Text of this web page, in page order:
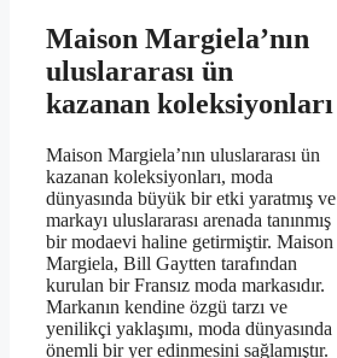
Maison Margiela’nın
uluslararası ün
kazanan koleksiyonları
Maison Margiela’nın uluslararası ün
kazanan koleksiyonları, moda
dünyasında büyük bir etki yaratmış ve
markayı uluslararası arenada tanınmış
bir modaevi haline getirmiştir. Maison
Margiela, Bill Gaytten tarafından
kurulan bir Fransız moda markasıdır.
Markanın kendine özgü tarzı ve
yenilikçi yaklaşımı, moda dünyasında
önemli bir yer edinmesini sağlamıştır.